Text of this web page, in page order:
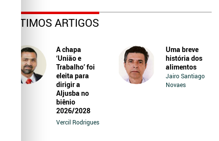
ÚLTIMOS ARTIGOS
A chapa
‘União e
Trabalho’ foi
eleita para
dirigir a
Aljusba no
biênio
2026/2028
Vercil Rodrigues
Uma breve
história dos
alimentos
Jairo Santiago
Novaes